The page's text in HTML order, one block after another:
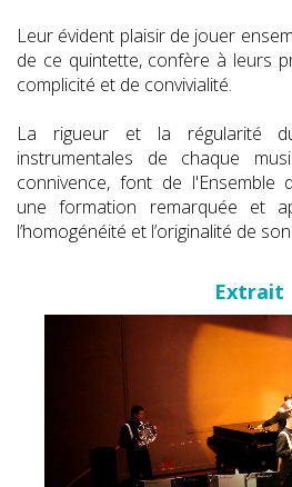
Leur évident plaisir de jouer
de ce quintette, confère à leurs
complicité et de convivialité.
La rigueur et la régularité
instrumentales de chaque
connivence, font de l'Ensemble
une formation remarquée et
l’homogénéité et l’originalité de
Extrait